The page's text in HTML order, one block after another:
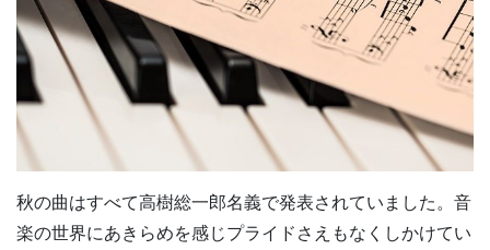
秋の曲はすべて高樹総一郎名義で発表されていました。音
楽の世界にあきらめを感じプライドさえもなくしかけてい